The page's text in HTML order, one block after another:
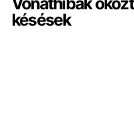
késések